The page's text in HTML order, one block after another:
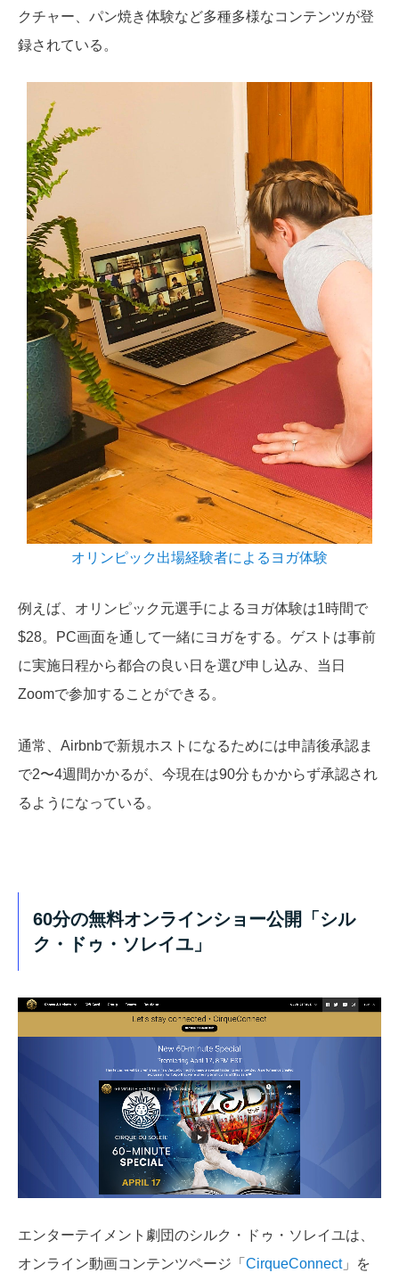
クチャー、パン焼き体験など多種多様なコンテンツが登
録されている。
オリンピック出場経験者によるヨガ体験
例えば、オリンピック元選手によるヨガ体験は1時間で
$28。PC画面を通して一緒にヨガをする。ゲストは事前
に実施日程から都合の良い日を選び申し込み、当日
Zoomで参加することができる。
通常、Airbnbで新規ホストになるためには申請後承認ま
で2〜4週間かかるが、今現在は90分もかからず承認され
るようになっている。
60分の無料オンラインショー公開「シル
ク・ドゥ・ソレイユ 」
エンターテイメント劇団のシルク・ドゥ・ソレイユは、
オンライン動画コンテンツページ「 CirqueConnect」を